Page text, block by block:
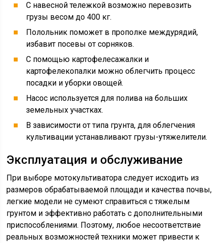
С навесной тележкой возможно перевозить
грузы весом до 400 кг.
Полольник поможет в прополке междурядий,
избавит посевы от сорняков.
С помощью картофелесажалки и
картофелекопалки можно облегчить процесс
посадки и уборки овощей.
Насос используется для полива на больших
земельных участках.
В зависимости от типа грунта, для облегчения
культивации устанавливают грузы-утяжелители.
Эксплуатация и обслуживание
При выборе мотокультиватора следует исходить из
размеров обрабатываемой площади и качества почвы,
легкие модели не сумеют справиться с тяжелым
грунтом и эффективно работать с дополнительными
приспособлениями. Поэтому, любое несоответствие
реальных возможностей техники может привести к